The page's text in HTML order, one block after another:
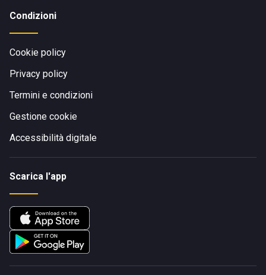
Condizioni
Cookie policy
Privacy policy
Termini e condizioni
Gestione cookie
Accessibilità digitale
Scarica l'app